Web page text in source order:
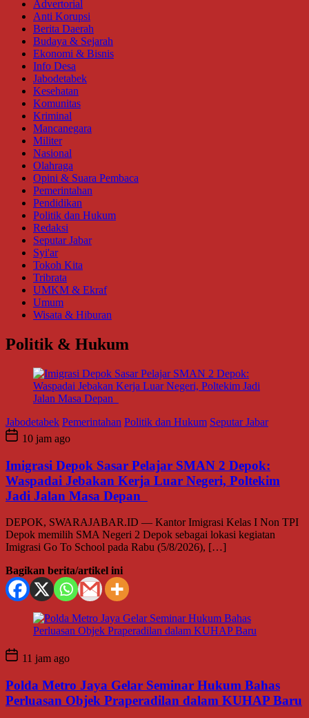
Advertorial
Anti Korupsi
Berita Daerah
Budaya & Sejarah
Ekonomi & Bisnis
Info Desa
Jabodetabek
Kesehatan
Komunitas
Kriminal
Mancanegara
Militer
Nasional
Olahraga
Opini & Suara Pembaca
Pemerintahan
Pendidikan
Politik dan Hukum
Redaksi
Seputar Jabar
Syi'ar
Tokoh Kita
Tribrata
UMKM & Ekraf
Umum
Wisata & Hiburan
Politik & Hukum
Jabodetabek Pemerintahan Politik dan Hukum Seputar Jabar
10 jam ago
Imigrasi Depok Sasar Pelajar SMAN 2 Depok:
Waspadai Jebakan Kerja Luar Negeri, Poltekim
Jadi Jalan Masa Depan
DEPOK, SWARAJABAR.ID — Kantor Imigrasi Kelas I Non TPI
Depok memilih SMA Negeri 2 Depok sebagai lokasi kegiatan
Imigrasi Go To School pada Rabu (5/8/2026), […]
Bagikan berita/artikel ini
11 jam ago
Polda Metro Jaya Gelar Seminar Hukum Bahas
Perluasan Objek Praperadilan dalam KUHAP Baru